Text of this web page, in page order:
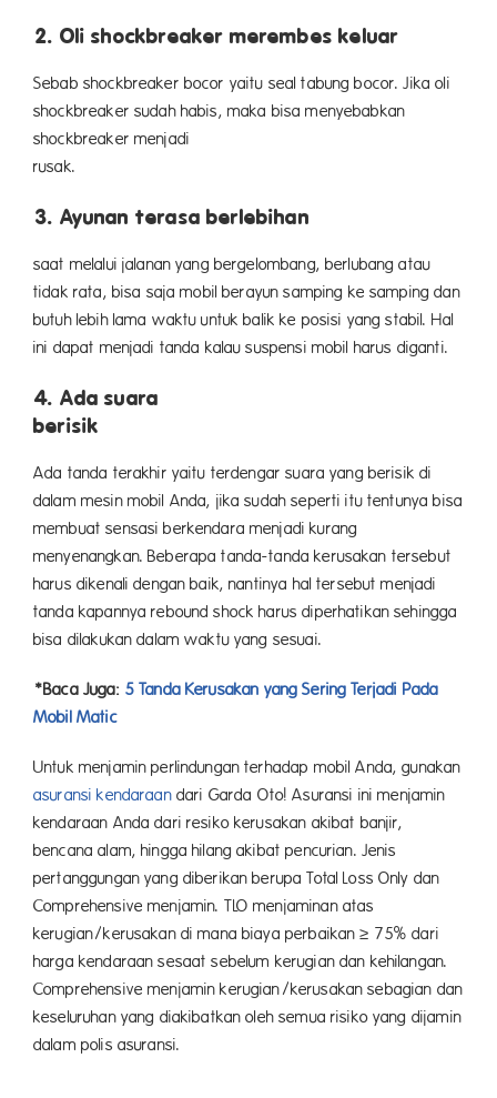
2. Oli shockbreaker merembes keluar
Sebab shockbreaker bocor yaitu seal tabung bocor. Jika oli
shockbreaker sudah habis, maka bisa menyebabkan
shockbreaker menjadi
3. Ayunan terasa berlebihan
saat melalui jalanan yang bergelombang, berlubang atau
tidak rata, bisa saja mobil berayun samping ke samping dan
butuh lebih lama waktu untuk balik ke posisi yang stabil. Hal
ini dapat menjadi tanda kalau suspensi mobil harus diganti.
4. Ada suara
Ada tanda terakhir yaitu terdengar suara yang berisik di
dalam mesin mobil Anda, jika sudah seperti itu tentunya bisa
membuat sensasi berkendara menjadi kurang
menyenangkan. Beberapa tanda-tanda kerusakan tersebut
harus dikenali dengan baik, nantinya hal tersebut menjadi
tanda kapannya rebound shock harus diperhatikan sehingga
bisa dilakukan dalam waktu yang sesuai.
*Baca Juga: 5 Tanda Kerusakan yang Sering Terjadi Pada
Mobil Matic
Untuk menjamin perlindungan terhadap mobil Anda, gunakan
asuransi kendaraandari Garda Oto! Asuransi ini menjamin
kendaraan Anda dari resiko kerusakan akibat banjir,
bencana alam, hingga hilang akibat pencurian. Jenis
pertanggungan yang diberikan berupa Total Loss Only dan
Comprehensive menjamin. TLO menjaminan atas
kerugian/kerusakan di mana biaya perbaikan ≥ 75% dari
harga kendaraan sesaat sebelum kerugian dan kehilangan.
Comprehensive menjamin kerugian/kerusakan sebagian dan
keseluruhan yang diakibatkan oleh semua risiko yang dijamin
dalam polis asuransi.